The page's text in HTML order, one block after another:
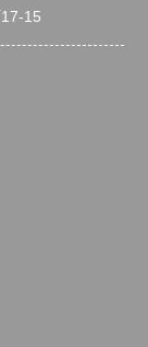
15